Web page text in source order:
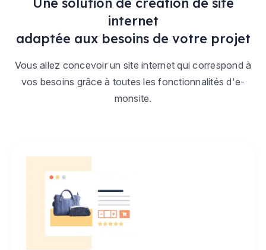
internet
adaptée aux besoins de votre projet
Vous allez concevoir un site internet qui correspond à
vos besoins grâce à toutes les fonctionnalités d'e-
monsite.